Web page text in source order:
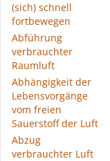
(sich) schnell
fortbewegen
Abführung
verbrauchter
Raumluft
Abhängigkeit der
Lebensvorgänge
vom freien
Sauerstoff der Luft
Abzug
verbrauchter Luft